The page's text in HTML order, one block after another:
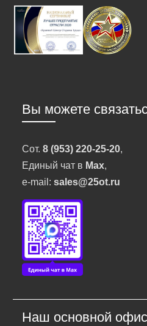
Вы можете
Сот.8 (953) 220-25-20,
Единый чат в Max,
e-mail:sales@25ot.ru
Наш основной